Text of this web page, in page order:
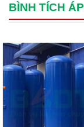
BÌNH TÍCH ÁP